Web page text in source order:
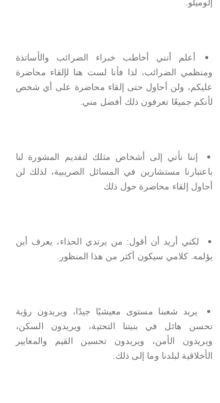
أعلم أنني أخاطب خبراء الضرائب والأساتذة
ومنظمي الضرائب، لذا فأنا لست هنا لإلقاء محاضرة
عليكم، ولن أحاول حتى إلقاء محاضرة على أي شخص
لأنكم جميعًا تعرفون ذلك أفضل مني.
إننا نأتي إلى أشخاص مثلك لتقديم المشورة لنا
باعتبارنا مستشارين في المسائل الضريبية، لذلك لن
أحاول إلقاء محاضرة حول ذلك
لكني أريد أن أقول: من يرتدي الحذاء، يعرف أين
يؤلمه. كلامي سيكون أكثر من هذا المنظور.
يريد شعبنا مستوى معيشيًا جيدًا، ويريدون رؤية
تحسن هائل في بنيتنا التحتية، ويريدون السكن،
ويريدون الأمن، ويريدون تحسين القيم والمعايير
الأخلاقية لبلدنا وما إلى ذلك.